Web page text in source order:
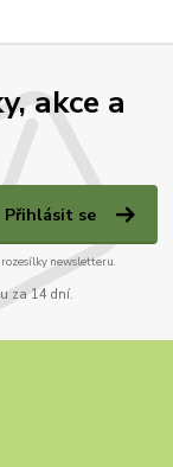
akce a
Přihlásit se
newsletteru.
za 14 dní.